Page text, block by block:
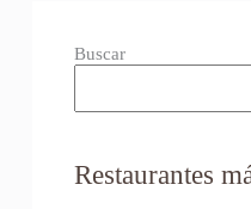
Buscar
Restaurantes